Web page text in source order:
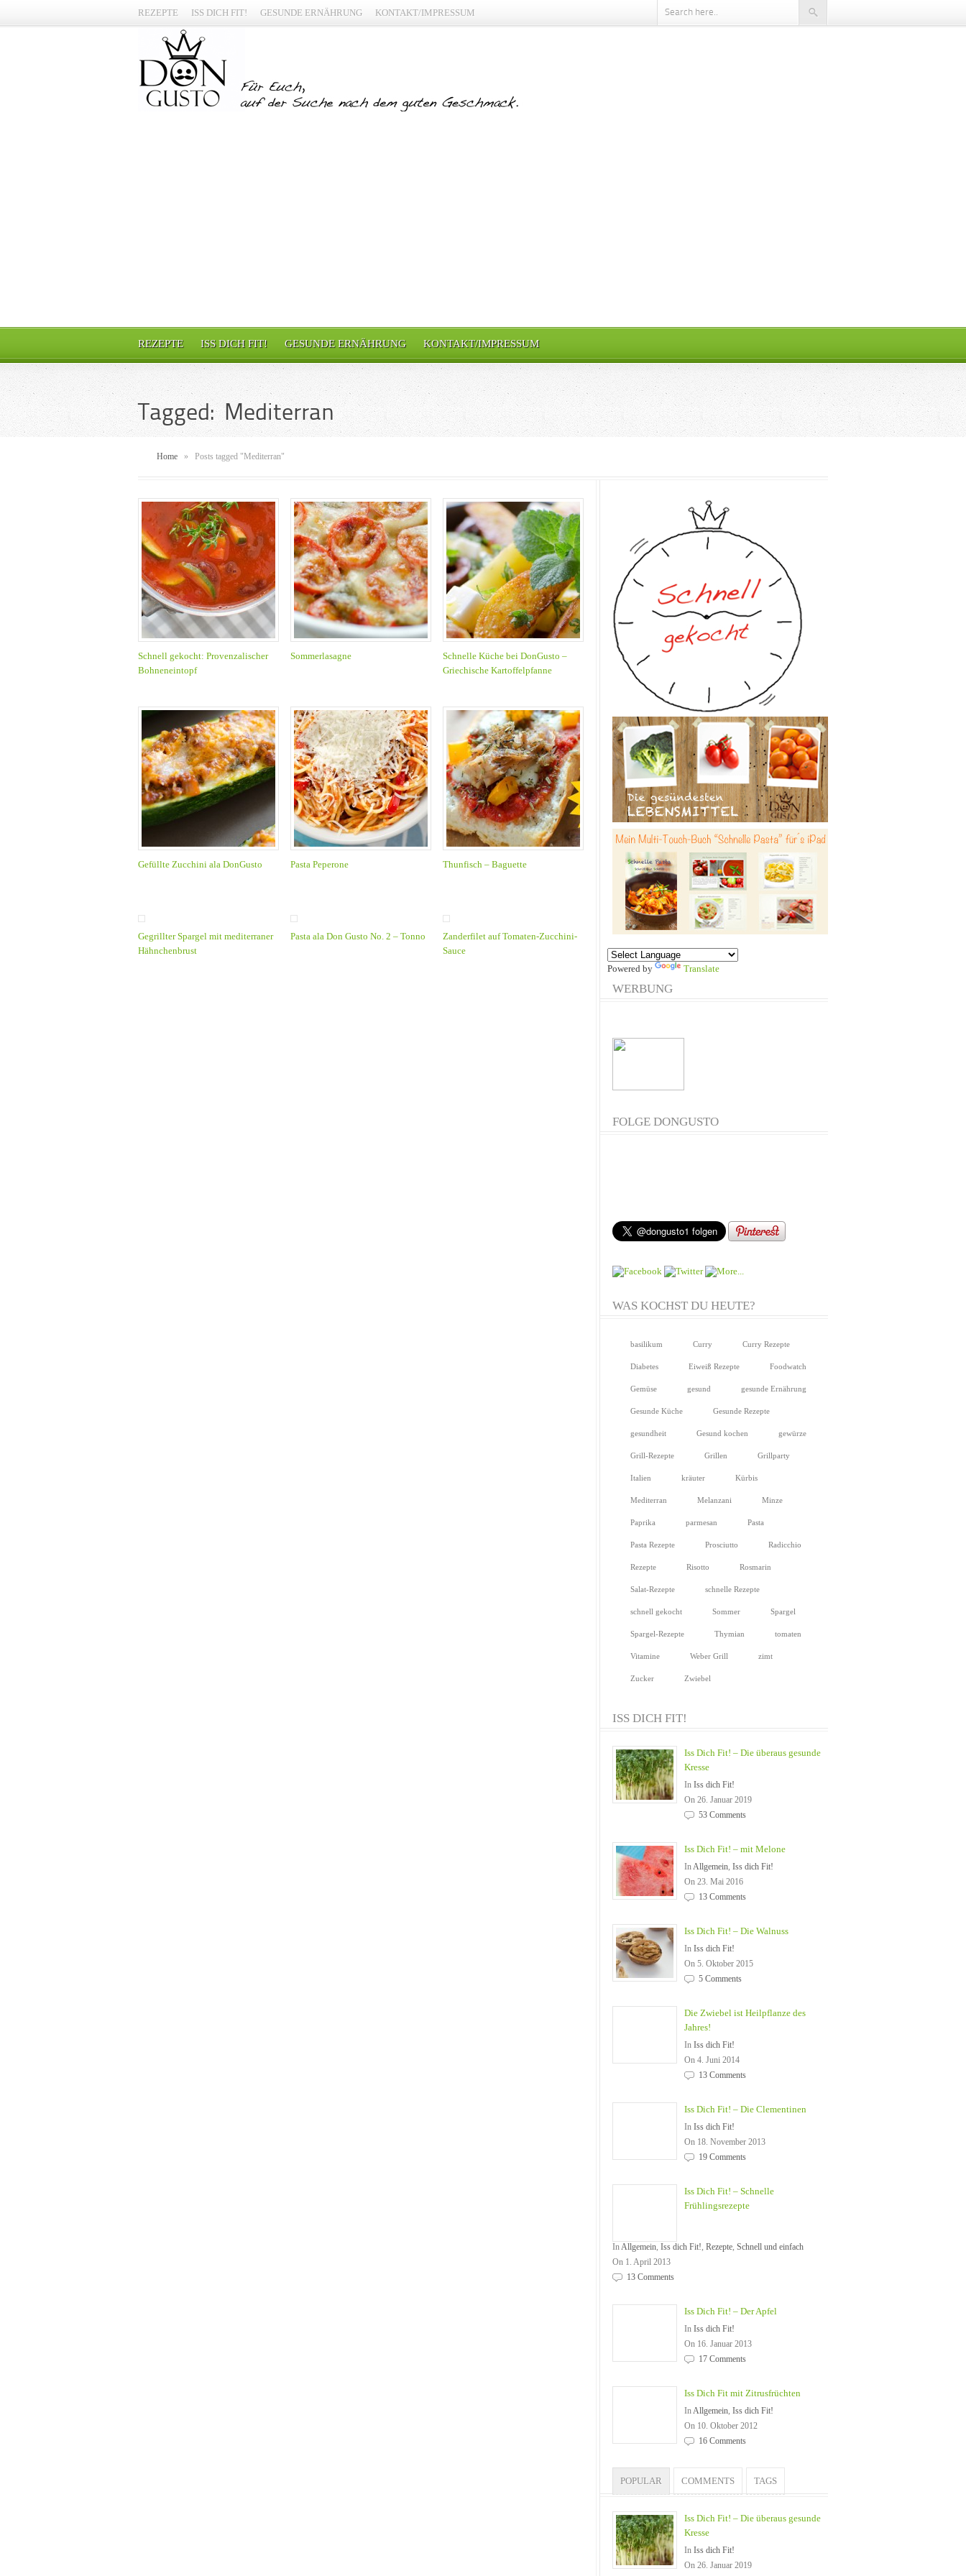
REZEPTE ISS DICH FIT! GESUNDE ERNÄHRUNG KONTAKT/IMPRESSUM
REZEPTE ISS DICH FIT! GESUNDE ERNÄHRUNG KONTAKT/IMPRESSUM
Tagged: Mediterran
Home » Posts tagged "Mediterran"
Schnell gekocht: Provenzalischer
Bohneneintopf
Sommerlasagne
Schnelle Küche bei DonGusto –
Griechische Kartoffelpfanne
Gefüllte Zucchini ala DonGusto Pasta Peperone Thunfisch – Baguette
Gegrillter Spargel mit mediterraner
Hähnchenbrust
Pasta ala Don Gusto No. 2 – Tonno
Zanderfilet auf Tomaten-Zucchini-
Sauce
Powered by
Translate
WERBUNG
FOLGE DONGUSTO
WAS KOCHST DU HEUTE?
basilikum Curry Curry Rezepte
Diabetes Eiweiß Rezepte Foodwatch
Gemüse gesund gesunde Ernährung
Gesunde Küche Gesunde Rezepte
gesundheit Gesund kochen gewürze
Grill-Rezepte Grillen Grillparty
Italien kräuter Kürbis
Mediterran Melanzani Minze
Paprika parmesan Pasta
Pasta Rezepte Prosciutto Radicchio
Rezepte Risotto Rosmarin
Salat-Rezepte schnelle Rezepte
schnell gekocht Sommer Spargel
Spargel-Rezepte Thymian tomaten
Vitamine Weber Grill zimt
Zucker Zwiebel
ISS DICH FIT!
Iss Dich Fit! – Die überaus gesunde
Kresse
In Iss dich Fit!
On 26. Januar 2019
53 Comments
Iss Dich Fit! – mit Melone
InAllgemein, Iss dich Fit!
On 23. Mai 2016
13 Comments
Iss Dich Fit! – Die Walnuss
In Iss dich Fit!
On 5. Oktober 2015
5 Comments
Die Zwiebel ist Heilpflanze des
Jahres!
In Iss dich Fit!
On 4. Juni 2014
13 Comments
Iss Dich Fit! – Die Clementinen
In Iss dich Fit!
On 18. November 2013
19 Comments
Iss Dich Fit! – Schnelle
Frühlingsrezepte
InAllgemein, Iss dich Fit!, Rezepte, Schnell und einfach
On 1. April 2013
13 Comments
Iss Dich Fit! – Der Apfel
In Iss dich Fit!
On 16. Januar 2013
17 Comments
Iss Dich Fit mit Zitrusfrüchten
InAllgemein, Iss dich Fit!
On 10. Oktober 2012
16 Comments
POPULAR COMMENTS TAGS
Iss Dich Fit! – Die überaus gesunde
Kresse
In Iss dich Fit!
On 26. Januar 2019